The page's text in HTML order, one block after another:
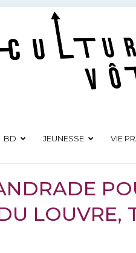
BD JEUNESSE VIE
LOUVRE,